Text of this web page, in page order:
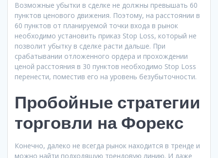
Возможные убытки в сделке не должны превышать 60
пунктов ценового движения. Поэтому, на расстоянии в
60 пунктов от планируемой точки входа в рынок
необходимо установить приказ Stop Loss, который не
позволит убытку в сделке расти дальше. При
срабатывании отложенного ордера и прохождении
ценой расстояния в 30 пунктов необходимо Stop Loss
перенести, поместив его на уровень безубыточности.
Пробойные стратегии
торговли на Форекс
Конечно, далеко не всегда рынок находится в тренде и
можно найти подходящую трендовую линию. И даже